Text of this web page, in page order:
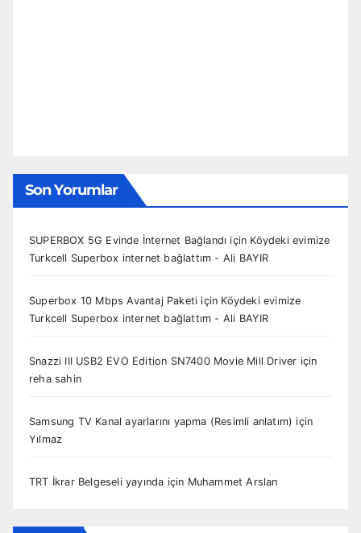
Son Yorumlar
SUPERBOX 5G Evinde İnternet Bağlandı için Köydeki evimize
Turkcell Superbox internet bağlattım - Ali BAYIR
Superbox 10 Mbps Avantaj Paketi için Köydeki evimize
Turkcell Superbox internet bağlattım - Ali BAYIR
Snazzi III USB2 EVO Edition SN7400 Movie Mill Driver için
reha sahin
Samsung TV Kanal ayarlarını yapma (Resimli anlatım) için
Yılmaz
TRT İkrar Belgeseli yayında için Muhammet Arslan